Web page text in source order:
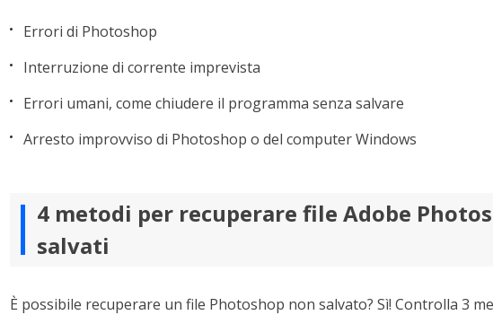
Errori di Photoshop
Interruzione di corrente imprevista
Errori umani, come chiudere il programma senza salvare
Arresto improvviso di Photoshop o del computer Windows
4 metodi per recuperare file Adobe
salvati
È possibile recuperare un file Photoshop non salvato? Sì! Controlla 3